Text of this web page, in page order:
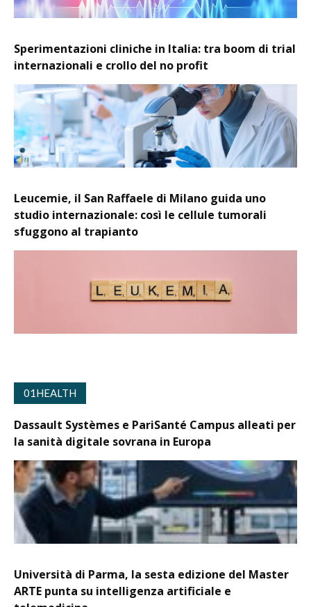
Sperimentazioni cliniche in Italia: tra boom di trial
internazionali e crollo del no profit
Leucemie, il San Raffaele di Milano guida uno
studio internazionale: così le cellule tumorali
sfuggono al trapianto
01HEALTH
Dassault Systèmes e PariSanté Campus alleati per
la sanità digitale sovrana in Europa
Università di Parma, la sesta edizione del Master
ARTE punta su intelligenza artificiale e